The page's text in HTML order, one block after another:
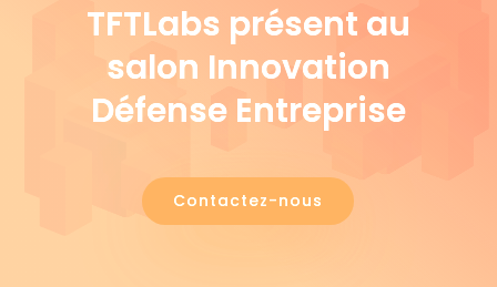
TFTLabs présent au
salon Innovation
Défense Entreprise
Contactez-nous